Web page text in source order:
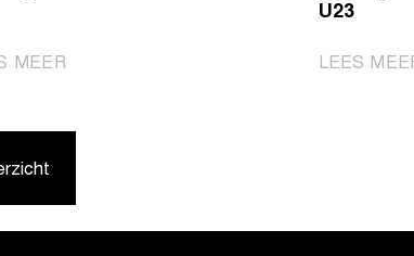
MEER|
U23
LEES